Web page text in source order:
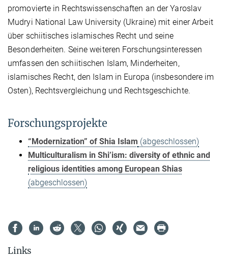
promovierte in Rechtswissenschaften an der Yaroslav
Mudryi National Law University (Ukraine) mit einer Arbeit
über schiitisches islamisches Recht und seine
Besonderheiten. Seine weiteren Forschungsinteressen
umfassen den schiitischen Islam, Minderheiten,
islamisches Recht, den Islam in Europa (insbesondere im
Osten), Rechtsvergleichung und Rechtsgeschichte.
Forschungsprojekte
“Modernization” of Shia Islam (abgeschlossen)
Multiculturalism in Shi’ism: diversity of ethnic and
religious identities among European Shias
(abgeschlossen)
Links